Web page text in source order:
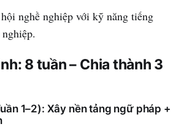
nghề nghiệp với kỹ năng tiếng
8 tuần – Chia thành 3
1–2): Xây nền tảng ngữ pháp +